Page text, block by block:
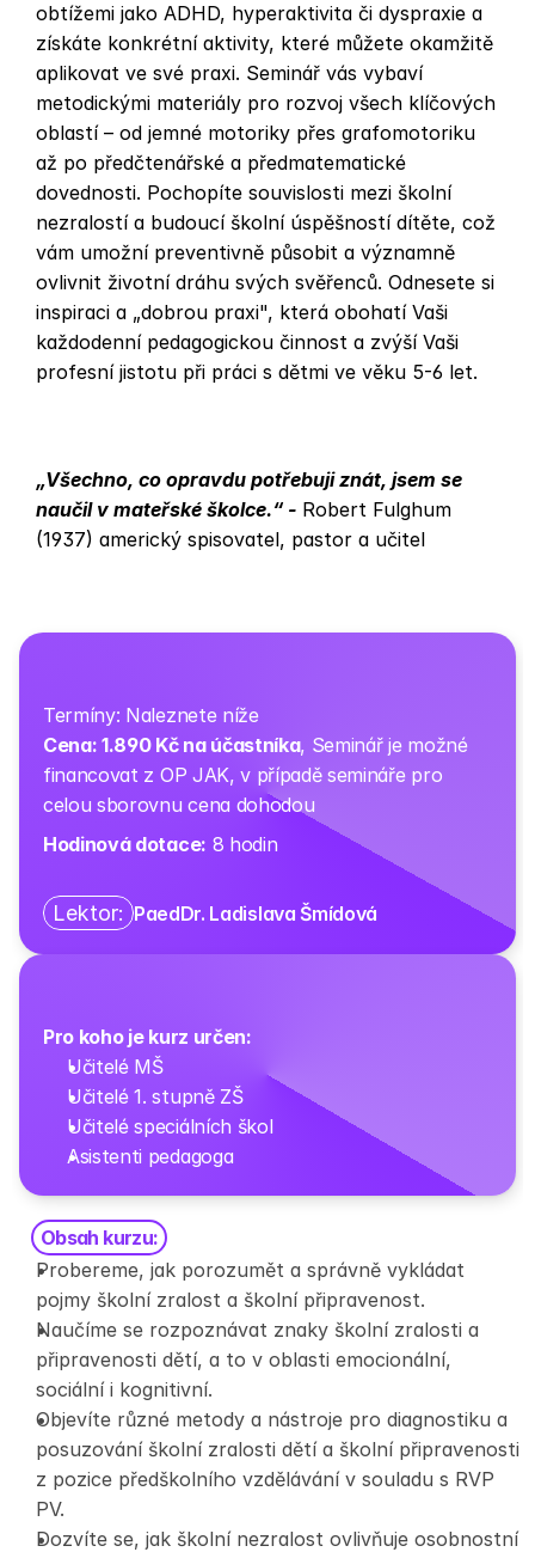
obtížemi jako ADHD, hyperaktivita či dyspraxie a
získáte konkrétní aktivity, které můžete okamžitě
aplikovat ve své praxi. Seminář vás vybaví
metodickými materiály pro rozvoj všech klíčových
oblastí – od jemné motoriky přes grafomotoriku
až po předčtenářské a předmatematické
dovednosti. Pochopíte souvislosti mezi školní
nezralostí a budoucí školní úspěšností dítěte, což
vám umožní preventivně působit a významně
ovlivnit životní dráhu svých svěřenců. Odnesete si
inspiraci a „dobrou praxi", která obohatí Vaši
každodenní pedagogickou činnost a zvýší Vaši
profesní jistotu při práci s dětmi ve věku 5-6 let.
„Všechno, co opravdu potřebuji znát, jsem se
naučil v mateřské školce.“ - Robert Fulghum
(1937) americký spisovatel, pastor a učitel
Termíny: Naleznete níže
Cena: 1.890 Kč na účastníka, Seminář je možné
financovat z OP JAK, v případě semináře pro
celou sborovnu cena dohodou
Hodinová dotace: 8 hodin
Lektor: PaedDr. Ladislava Šmídová
Pro koho je kurz určen:
Učitelé MŠ
Učitelé 1. stupně ZŠ
Učitelé speciálních škol
Asistenti pedagoga
Obsah kurzu:
Probereme, jak porozumět a správně vykládat
pojmy školní zralost a školní připravenost.
Naučíme se rozpoznávat znaky školní zralosti a
připravenosti dětí, a to v oblasti emocionální,
sociální i kognitivní.
Objevíte různé metody a nástroje pro diagnostiku a
posuzování školní zralosti dětí a školní připravenosti
z pozice předškolního vzdělávání v souladu s RVP
PV.
Dozvíte se, jak školní nezralost ovlivňuje osobnostní